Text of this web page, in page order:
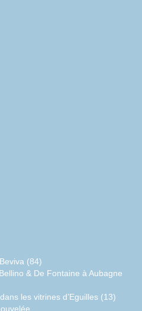
(84)
& De Fontaine à Aubagne
les vitrines d’Eguilles (13)